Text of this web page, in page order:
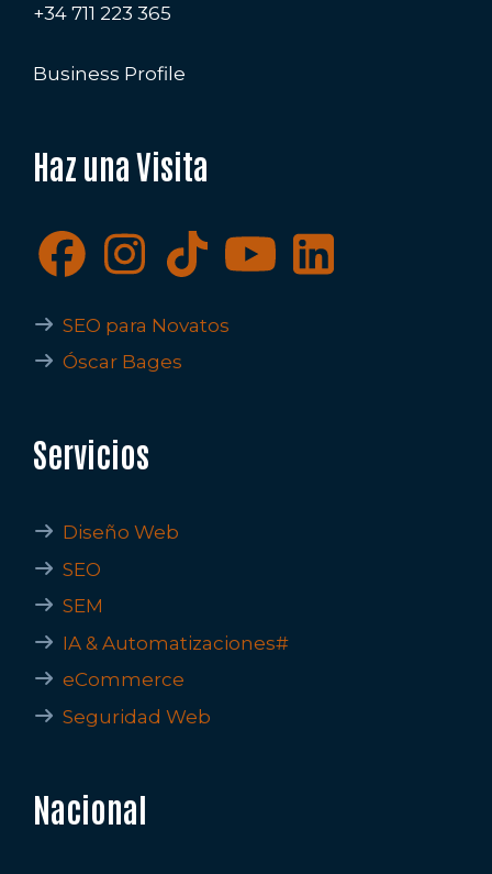
+34 711 223 365
Business Profile
Haz una Visita
SEO para Novatos
Óscar Bages
Servicios
Diseño Web
SEO
SEM
IA & Automatizaciones#
eCommerce
Seguridad Web
Nacional